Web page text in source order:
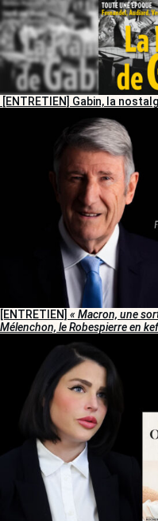
[ENTRETIEN] Gabin, la
[ENTRETIEN] « Macron, une
Mélenchon, le Robespierre en